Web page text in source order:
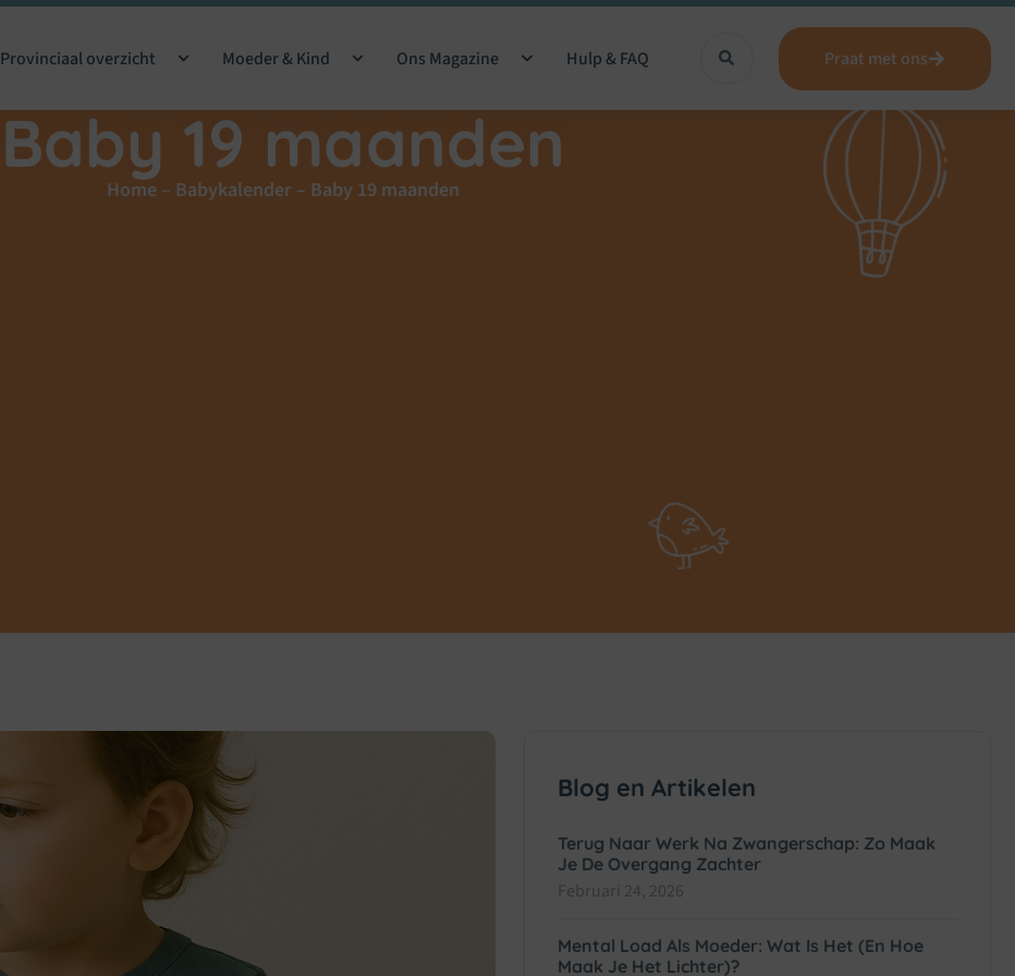
Provinciaal overzicht Moeder & Kind Ons Magazine Hulp & FAQ Praat met ons
Baby 19 maanden
Home – Babykalender – Baby 19 maanden
Blog en Artikelen
Terug Naar Werk Na Zwangerschap: Zo Maak
Je De Overgang Zachter
Februari 24, 2026
Mental Load Als Moeder: Wat Is Het (en Hoe
Maak Je Het Lichter)?